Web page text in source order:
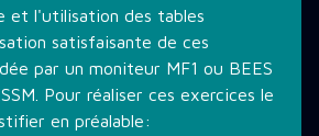
et l'utilisation des tables
satisfaisante de ces
par un moniteur MF1 ou BEES
Pour réaliser ces exercices le
en préalable: